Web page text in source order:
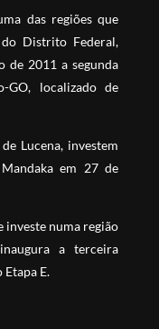
das regiões que
Distrito Federal,
de 2011 a segunda
GO, localizado de
Lucena, investem
em 27 de
investe numa região
a terceira
E.